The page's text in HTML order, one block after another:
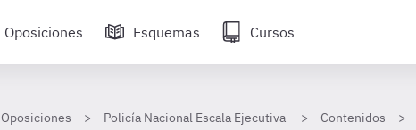
Oposiciones Esquemas Cursos
Oposiciones Policía Nacional Escala Ejecutiva Contenidos